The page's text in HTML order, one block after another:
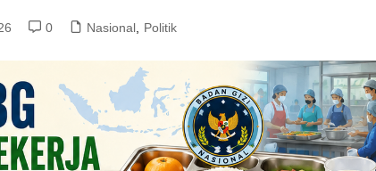
0 Nasional Politik